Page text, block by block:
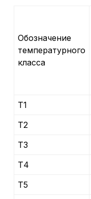
Обозначение
температурного
класса
Т1
Т2
Т3
Т4
Т5